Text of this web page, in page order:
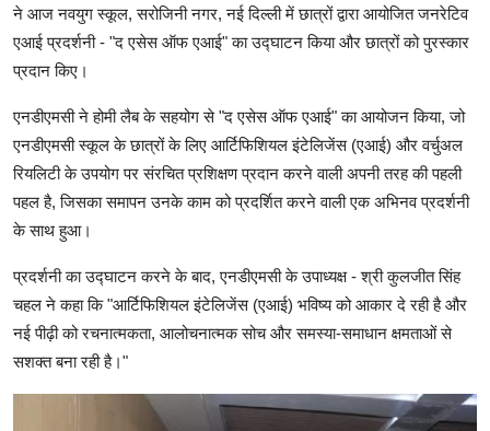
ने आज नवयुग स्कूल, सरोजिनी नगर, नई दिल्ली में छात्रों द्वारा आयोजित जनरेटिव
एआई प्रदर्शनी - "द एसेस ऑफ एआई" का उद्घाटन किया और छात्रों को पुरस्कार
प्रदान किए।
एनडीएमसी ने होमी लैब के सहयोग से "द एसेस ऑफ एआई" का आयोजन किया, जो
एनडीएमसी स्कूल के छात्रों के लिए आर्टिफिशियल इंटेलिजेंस (एआई) और वर्चुअल
रियलिटी के उपयोग पर संरचित प्रशिक्षण प्रदान करने वाली अपनी तरह की पहली
पहल है, जिसका समापन उनके काम को प्रदर्शित करने वाली एक अभिनव प्रदर्शनी
के साथ हुआ।
प्रदर्शनी का उद्घाटन करने के बाद, एनडीएमसी के उपाध्यक्ष - श्री कुलजीत सिंह
चहल ने कहा कि "आर्टिफिशियल इंटेलिजेंस (एआई) भविष्य को आकार दे रही है और
नई पीढ़ी को रचनात्मकता, आलोचनात्मक सोच और समस्या-समाधान क्षमताओं से
सशक्त बना रही है।"